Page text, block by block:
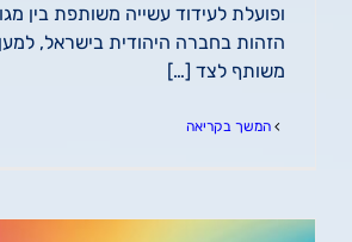
ופועלת לעידוד עשייה משותפת בין
הזהות בחברה היהודית בישראל,
משותף לצד […]
המשך בקריאה